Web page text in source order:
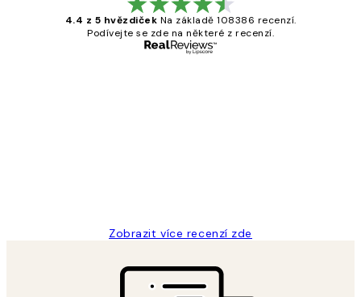
4.4 z 5 hvězdiček Na základě 108386 recenzí.
Podívejte se zde na některé z recenzí.
Zobrazit více recenzí zde